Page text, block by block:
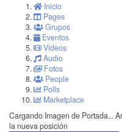
Inicio
Pages
Grupos
Eventos
Videos
Audio
Fotos
People
Polls
Marketplace
Cargando Imagen de Portada...
la nueva posición